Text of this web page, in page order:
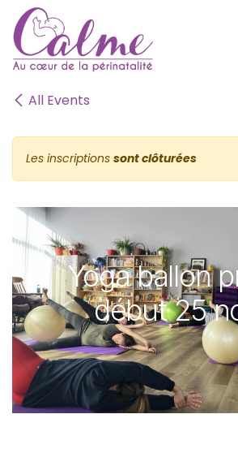
SE RENDRE AU CONTENU
All Events
Les inscriptions sont clôturées
Yoga ballon
début 25